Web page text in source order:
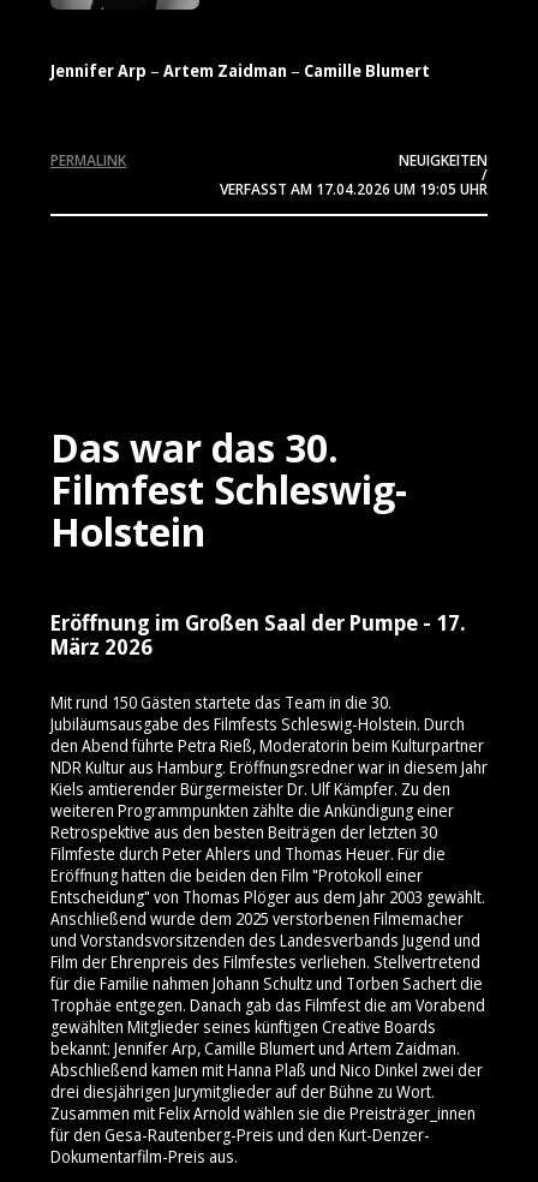
Jennifer Arp – Artem Zaidman – Camille Blumert
NEUIGKEITEN
/
VERFASST AM 17.04.2026 UM 19:05 UHR
PERMALINK
Das war das 30.
Filmfest Schleswig-
Holstein
Eröffnung im Großen Saal der Pumpe - 17.
März 2026
Mit rund 150 Gästen startete das Team in die 30.
Jubiläumsausgabe des Filmfests Schleswig-Holstein. Durch
den Abend führte Petra Rieß, Moderatorin beim Kulturpartner
NDR Kultur aus Hamburg. Eröffnungsredner war in diesem Jahr
Kiels amtierender Bürgermeister Dr. Ulf Kämpfer. Zu den
weiteren Programmpunkten zählte die Ankündigung einer
Retrospektive aus den besten Beiträgen der letzten 30
Filmfeste durch Peter Ahlers und Thomas Heuer. Für die
Eröffnung hatten die beiden den Film "Protokoll einer
Entscheidung" von Thomas Plöger aus dem Jahr 2003 gewählt.
Anschließend wurde dem 2025 verstorbenen Filmemacher
und Vorstandsvorsitzenden des Landesverbands Jugend und
Film der Ehrenpreis des Filmfestes verliehen. Stellvertretend
für die Familie nahmen Johann Schultz und Torben Sachert die
Trophäe entgegen. Danach gab das Filmfest die am Vorabend
gewählten Mitglieder seines künftigen Creative Boards
bekannt: Jennifer Arp, Camille Blumert und Artem Zaidman.
Abschließend kamen mit Hanna Plaß und Nico Dinkel zwei der
drei diesjährigen Jurymitglieder auf der Bühne zu Wort.
Zusammen mit Felix Arnold wählen sie die Preisträger_innen
für den Gesa-Rautenberg-Preis und den Kurt-Denzer-
Dokumentarfilm-Preis aus.